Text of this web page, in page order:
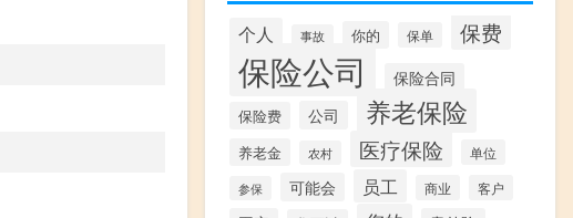
个人 事故 你的 保单 保费
保险公司 保险合同
保险费 公司 养老保险
养老金 农村 医疗保险 单位
参保 可能会 员工 商业 客户